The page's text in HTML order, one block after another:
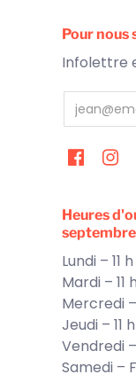
Pour nous
Infolettre
Heures
septembre
Lundi – 11
Mardi – 11
Mercredi –
Jeudi – 11
Vendredi –
Samedi –